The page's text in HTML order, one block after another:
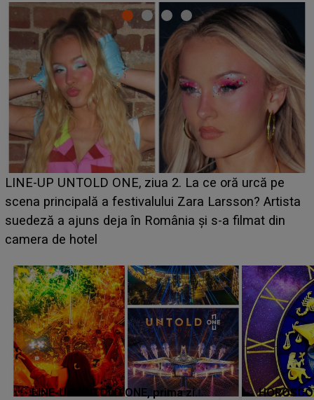
Ce a dezvăluit noua concurentă din "Casa Iubirii" l-a
luat prin surprindere pe Emanuel. CINE ESTE
BĂIATUL VIZAT de Alexandra?! Aflându-se în fața
faptului împlinit, A RECUNOSCUT IMEDIAT: "Am
LINE-UP UNTOLD ONE, prima zi.